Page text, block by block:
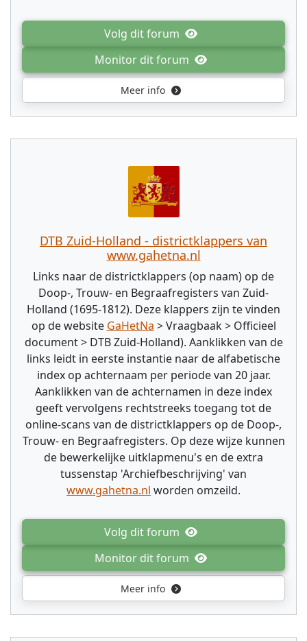
Volg dit forum
Monitor dit forum
Meer info
DTB Zuid-Holland - districtklappers van
www.gahetna.nl
Links naar de districtklappers (op naam) op de
Doop-, Trouw- en Begraafregisters van Zuid-
Holland (1695-1812). Deze klappers zijn te vinden
op de website GaHetNa > Vraagbaak > Officieel
document > DTB Zuid-Holland). Aanklikken van de
links leidt in eerste instantie naar de alfabetische
index op achternaam per periode van 20 jaar.
Aanklikken van de achternamen in deze index
geeft vervolgens rechtstreeks toegang tot de
online-scans van de districtklappers op de Doop-,
Trouw- en Begraafregisters. Op deze wijze kunnen
de bewerkelijke uitklapmenu's en de extra
tussenstap 'Archiefbeschrijving' van
www.gahetna.nl worden omzeild.
Volg dit forum
Monitor dit forum
Meer info